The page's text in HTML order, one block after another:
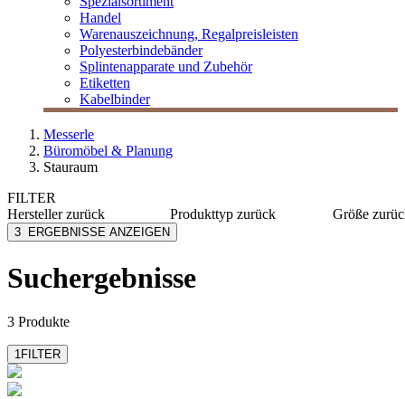
Handel
Warenauszeichnung, Regalpreisleisten
Polyesterbindebänder
Splintenapparate und Zubehör
Etiketten
Kabelbinder
Messerle
Büromöbel & Planung
Stauraum
FILTER
Herstellerzurück
Nowy Styl
Produkttyp zurück
Größe
3 ERGEBNISSE ANZEIGEN
Suchergebnisse
3 Produkte
1FILTER